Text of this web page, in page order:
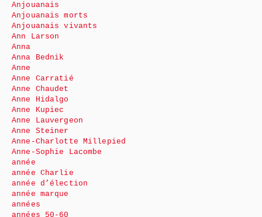
Anjouanais
Anjouanais morts
Anjouanais vivants
Ann Larson
Anna
Anna Bednik
Anne
Anne Carratié
Anne Chaudet
Anne Hidalgo
Anne Kupiec
Anne Lauvergeon
Anne Steiner
Anne-Charlotte Millepied
Anne-Sophie Lacombe
année
année Charlie
année d’élection
année marque
années
années 50-60